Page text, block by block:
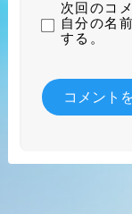
次回のコ
自分の名
する。